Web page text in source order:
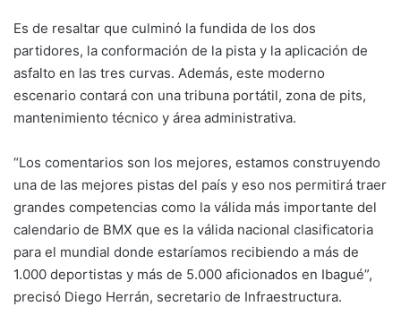
Es de resaltar que culminó la fundida de los dos
partidores, la conformación de la pista y la aplicación de
asfalto en las tres curvas. Además, este moderno
escenario contará con una tribuna portátil, zona de pits,
mantenimiento técnico y área administrativa.
“Los comentarios son los mejores, estamos construyendo
una de las mejores pistas del país y eso nos permitirá traer
grandes competencias como la válida más importante del
calendario de BMX que es la válida nacional clasificatoria
para el mundial donde estaríamos recibiendo a más de
1.000 deportistas y más de 5.000 aficionados en Ibagué”,
precisó Diego Herrán, secretario de Infraestructura.